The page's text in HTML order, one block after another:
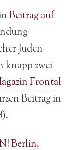
Beitrag auf
Juden
knapp zwei
Frontal
Beitrag in
Berlin,